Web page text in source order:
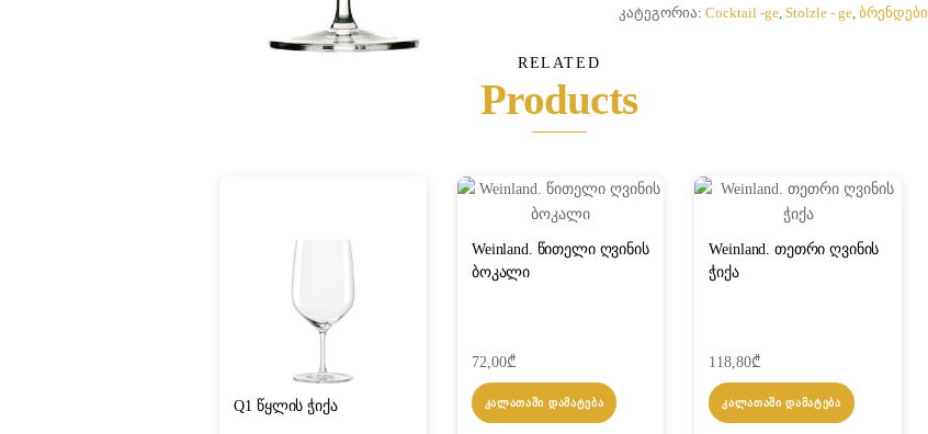
ᲙᲐᲢᲔᲒᲝᲠᲘᲐ: Cocktail -ge, Stolzle - ge, ბრენდები
RELATED
Products
Q1 წყლის ჭიქა
Weinland. წითელი ღვინის
ბოკალი
72,00₾
ᲙᲐᲚᲐᲗᲐᲨᲘ ᲓᲐᲛᲐᲢᲔᲑᲐ
Weinland. თეთრი ღვინის
ჭიქა
118,80₾
ᲙᲐᲚᲐᲗᲐᲨᲘ ᲓᲐᲛᲐᲢᲔᲑᲐ